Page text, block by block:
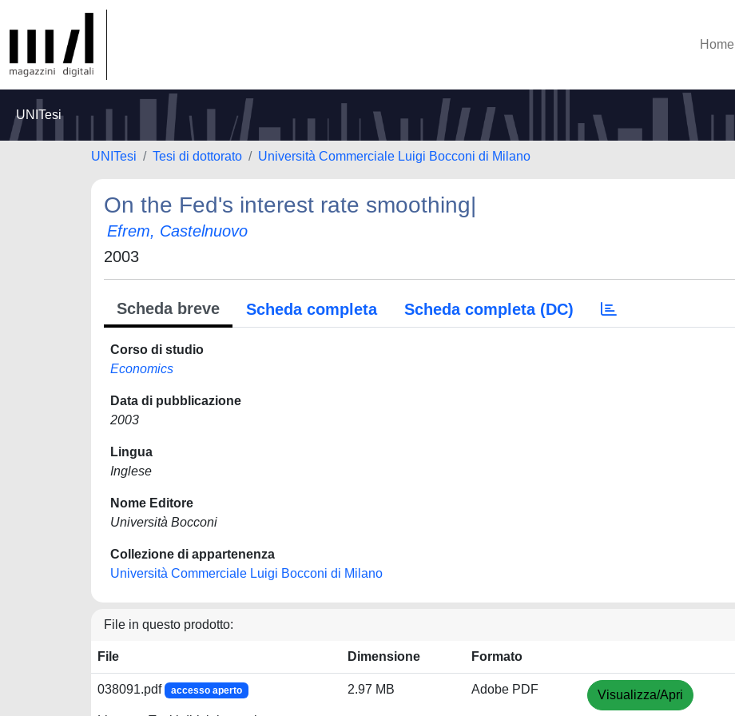
Home
UNITesi
UNITesi Tesi di dottorato Università Commerciale Luigi Bocconi di Milano
On the Fed's interest rate smoothing|
Efrem, Castelnuovo
2003
Scheda breve Scheda completa Scheda completa (DC)
Corso di studio
Economics
Data di pubblicazione
2003
Lingua
Inglese
Nome Editore
Università Bocconi
Collezione di appartenenza
Università Commerciale Luigi Bocconi di Milano
File in questo prodotto:
File Dimensione Formato
038091.pdf accesso aperto 2.97 MB Adobe PDF Visualizza/Apri